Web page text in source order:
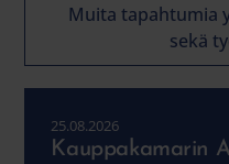
Muita tapahtumia
sekä
Kauppakamarin
25.08.2026